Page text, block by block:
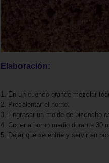
Elaboración:
1. En un cuenco grande mezclar
2. Precalentar el horno.
3. Engrasar un molde de bizcocho
4. Cocer a horno medio durante 30
5. Dejar que se enfrie y servir en